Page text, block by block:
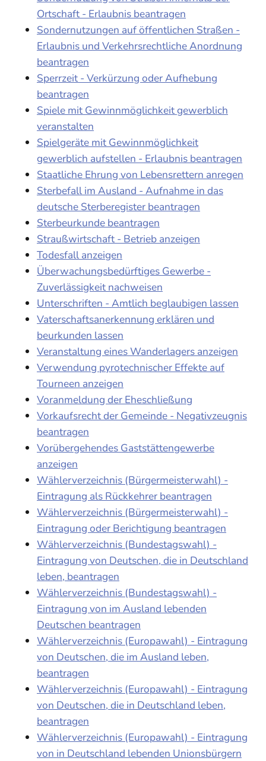
Ortschaft - Erlaubnis beantragen
Sondernutzungen auf öffentlichen Straßen -
Erlaubnis und Verkehrsrechtliche Anordnung
beantragen
Sperrzeit - Verkürzung oder Aufhebung
beantragen
Spiele mit Gewinnmöglichkeit gewerblich
veranstalten
Spielgeräte mit Gewinnmöglichkeit
gewerblich aufstellen - Erlaubnis beantragen
Staatliche Ehrung von Lebensrettern anregen
Sterbefall im Ausland - Aufnahme in das
deutsche Sterberegister beantragen
Sterbeurkunde beantragen
Straußwirtschaft - Betrieb anzeigen
Todesfall anzeigen
Überwachungsbedürftiges Gewerbe -
Zuverlässigkeit nachweisen
Unterschriften - Amtlich beglaubigen lassen
Vaterschaftsanerkennung erklären und
beurkunden lassen
Veranstaltung eines Wanderlagers anzeigen
Verwendung pyrotechnischer Effekte auf
Tourneen anzeigen
Voranmeldung der Eheschließung
Vorkaufsrecht der Gemeinde - Negativzeugnis
beantragen
Vorübergehendes Gaststättengewerbe
anzeigen
Wählerverzeichnis (Bürgermeisterwahl) -
Eintragung als Rückkehrer beantragen
Wählerverzeichnis (Bürgermeisterwahl) -
Eintragung oder Berichtigung beantragen
Wählerverzeichnis (Bundestagswahl) -
Eintragung von Deutschen, die in Deutschland
leben, beantragen
Wählerverzeichnis (Bundestagswahl) -
Eintragung von im Ausland lebenden
Deutschen beantragen
Wählerverzeichnis (Europawahl) - Eintragung
von Deutschen, die im Ausland leben,
beantragen
Wählerverzeichnis (Europawahl) - Eintragung
von Deutschen, die in Deutschland leben,
beantragen
Wählerverzeichnis (Europawahl) - Eintragung
von in Deutschland lebenden Unionsbürgern